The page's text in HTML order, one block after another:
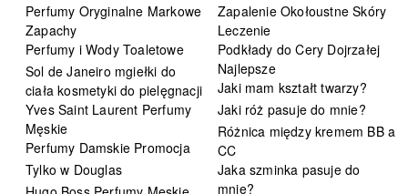
Perfumy Oryginalne Markowe
Zapachy
Perfumy i Wody Toaletowe
Sol de Janeiro mgiełki do
ciała kosmetyki do pielęgnacji
Yves Saint Laurent Perfumy
Męskie
Perfumy Damskie Promocja
Tylko w Douglas
Zapalenie Okołoustne Skóry
Leczenie
Podkłady do Cery Dojrzałej
Najlepsze
Jaki mam kształt twarzy?
Jaki róż pasuje do mnie?
Różnica między kremem BB a
CC
Jaka szminka pasuje do
mnie?